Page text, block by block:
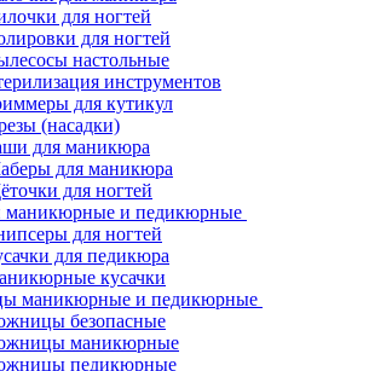
для ногтей
для ногтей
настольные
инструментов
для кутикул
(насадки)
для маникюра
для маникюра
для ногтей
маникюрные и педикюрные
для ногтей
для педикюра
кусачки
маникюрные и педикюрные
безопасные
маникюрные
педикюрные